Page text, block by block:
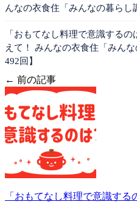
んなの衣食住「みんなの暮らし
「おもてなし料理で意識する
えて！ みんなの衣食住「みん
492回】
← 前の記事
「おもてなし料理で意識する